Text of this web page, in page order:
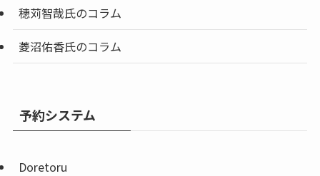
穂苅智哉氏のコラム
菱沼佑香氏のコラム
予約システム
Doretoru